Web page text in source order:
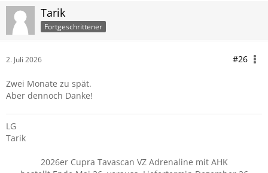
Tarik
Fortgeschrittener
2. Juli 2026 #26
Zwei Monate zu spät.
Aber dennoch Danke!
LG
Tarik
2026er Cupra Tavascan VZ Adrenaline mit AHK